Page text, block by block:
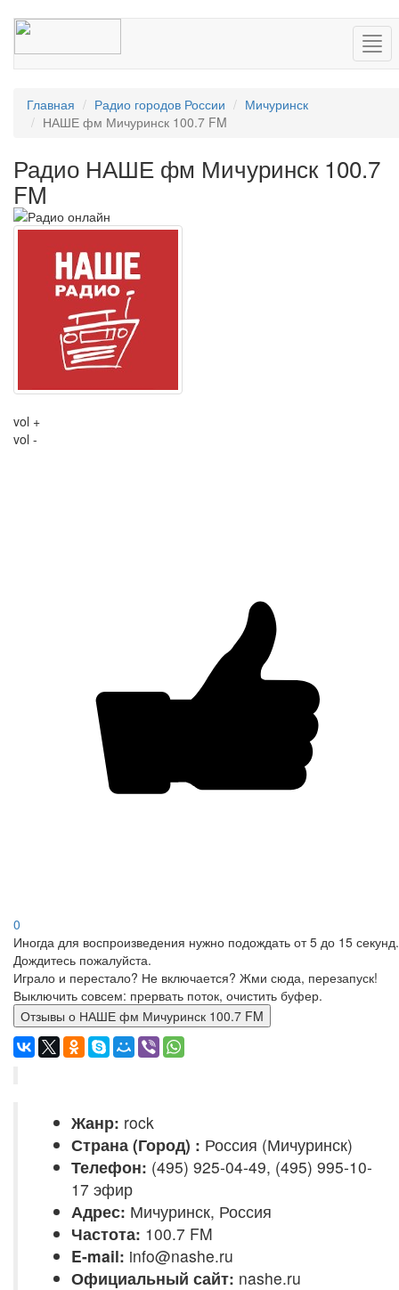
Главная Радио городов России
Мичуринск
НАШЕ фм Мичуринск 100.7 FM
Радио НАШЕ фм Мичуринск 100.7
FM
vol +
vol -
0
Иногда для воспроизведения нужно подождать от 5 до 15 секунд.
Дождитесь пожалуйста.
Играло и перестало? Не включается? Жми сюда, перезапуск!
Выключить совсем: прервать поток, очистить буфер.
Отзывы о НАШЕ фм Мичуринск 100.7 FM
Жанр: rock
Страна (Город) : Россия (Мичуринск)
Телефон: (495) 925-04-49, (495) 995-10-
17 эфир
Адрес: Мичуринск, Россия
Частота: 100.7 FM
E-mail: info@nashe.ru
Официальный сайт: nashe.ru